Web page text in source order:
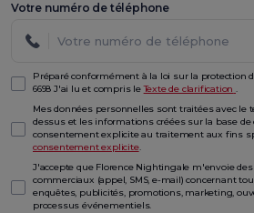
Votre numéro de téléphone
Préparé conformément à la loi sur la protection
6698 J'ai lu et compris leTexte de clarification .
Mes données personnelles sont traitées avec
dessus et les informations créées sur la base de
consentement explicite au traitement aux fins
consentement explicite.
J'accepte que Florence Nightingale m'envoie
commerciaux (appel, SMS, e-mail) concernant
enquêtes, publicités, promotions, marketing,
processus événementiels.